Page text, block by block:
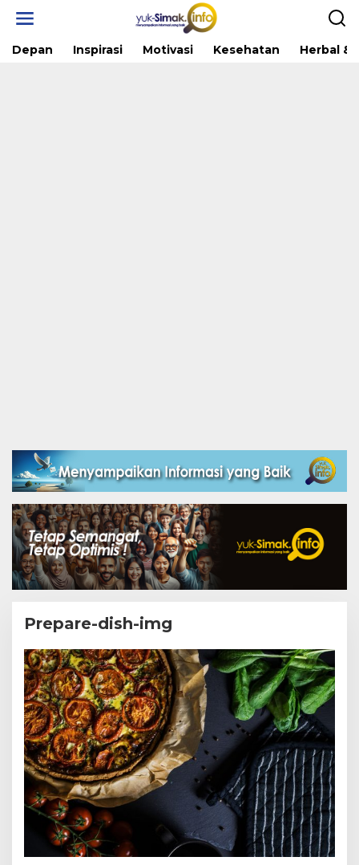
Depan Inspirasi Motivasi Kesehatan Herbal &
Prepare-dish-img
|
23
January,
2020
By
Teddy
August